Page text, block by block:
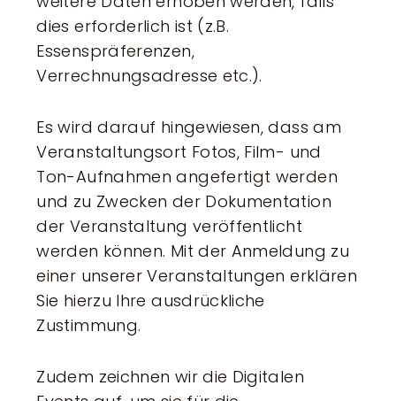
dies erforderlich ist (z.B.
Essenspräferenzen,
Verrechnungsadresse etc.).
Es wird darauf hingewiesen, dass am
Veranstaltungsort Fotos, Film- und
Ton-Aufnahmen angefertigt werden
und zu Zwecken der Dokumentation
der Veranstaltung veröffentlicht
werden können. Mit der Anmeldung zu
einer unserer Veranstaltungen erklären
Sie hierzu Ihre ausdrückliche
Zustimmung.
Zudem zeichnen wir die Digitalen